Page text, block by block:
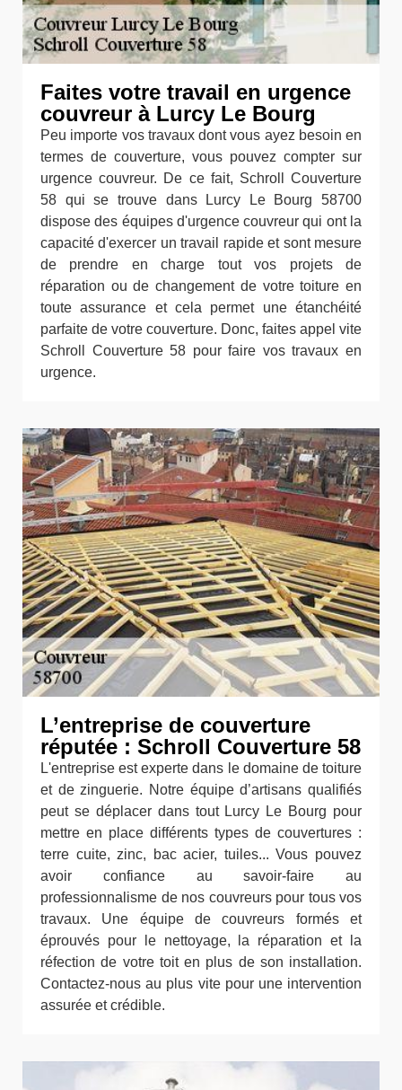
Faites votre travail en urgence
couvreur à Lurcy Le Bourg
Peu importe vos travaux dont vous ayez besoin en
termes de couverture, vous pouvez compter sur
urgence couvreur. De ce fait, Schroll Couverture
58 qui se trouve dans Lurcy Le Bourg 58700
dispose des équipes d'urgence couvreur qui ont la
capacité d'exercer un travail rapide et sont mesure
de prendre en charge tout vos projets de
réparation ou de changement de votre toiture en
toute assurance et cela permet une étanchéité
parfaite de votre couverture. Donc, faites appel vite
Schroll Couverture 58 pour faire vos travaux en
urgence.
L’entreprise de couverture
réputée : Schroll Couverture 58
L'entreprise est experte dans le domaine de toiture
et de zinguerie. Notre équipe d’artisans qualifiés
peut se déplacer dans tout Lurcy Le Bourg pour
mettre en place différents types de couvertures :
terre cuite, zinc, bac acier, tuiles... Vous pouvez
avoir confiance au savoir-faire au
professionnalisme de nos couvreurs pour tous vos
travaux. Une équipe de couvreurs formés et
éprouvés pour le nettoyage, la réparation et la
réfection de votre toit en plus de son installation.
Contactez-nous au plus vite pour une intervention
assurée et crédible.